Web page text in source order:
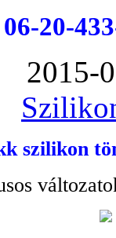
20-
2015-
szilikon